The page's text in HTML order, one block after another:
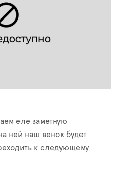
еле заметную
ней наш венок будет
к следующему